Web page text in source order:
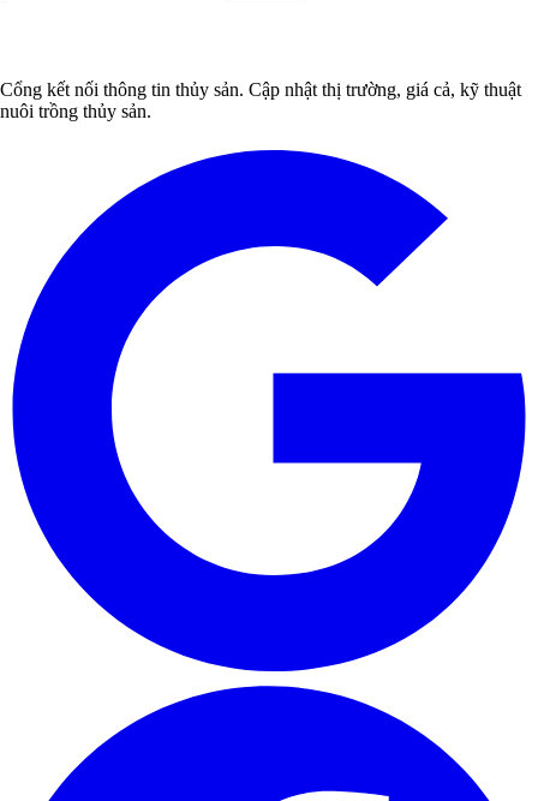
Cổng kết nối thông tin thủy sản. Cập nhật thị trường, giá cả, kỹ thuật
nuôi trồng thủy sản.